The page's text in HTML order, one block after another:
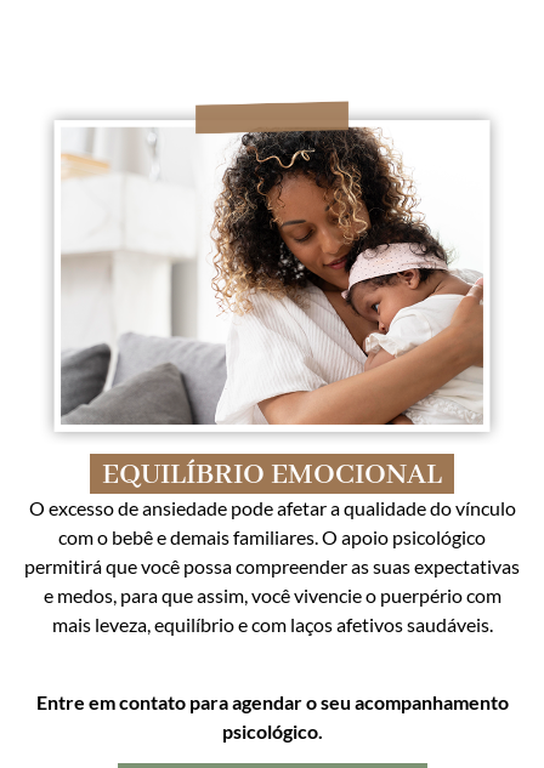
EQUILÍBRIO EMOCIONAL
O excesso de ansiedade pode afetar a qualidade do vínculo
com o bebê e demais familiares. O apoio psicológico
permitirá que você possa compreender as suas expectativas
e medos, para que assim, você vivencie o puerpério com
mais leveza, equilíbrio e com laços afetivos saudáveis.
Entre em contato para agendar o seu acompanhamento
psicológico.